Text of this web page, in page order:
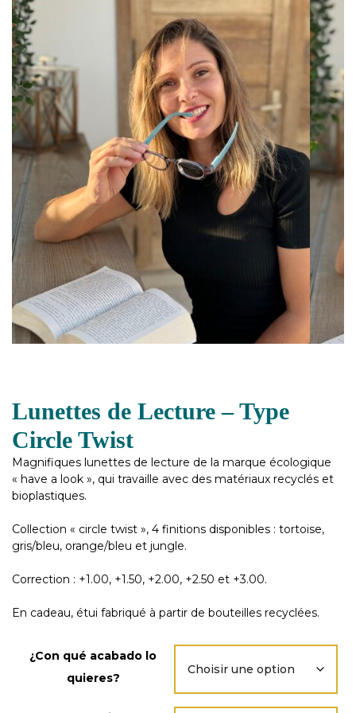
Lunettes de Lecture – Type
Circle Twist
Magnifiques lunettes de lecture de la marque écologique
« have a look », qui travaille avec des matériaux recyclés et
bioplastiques.
Collection « circle twist », 4 finitions disponibles : tortoise,
gris/bleu, orange/bleu et jungle.
Correction : +1.00, +1.50, +2.00, +2.50 et +3.00.
En cadeau, étui fabriqué à partir de bouteilles recyclées.
¿Con qué acabado lo
quieres?